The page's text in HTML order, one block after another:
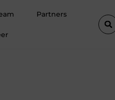
Partners